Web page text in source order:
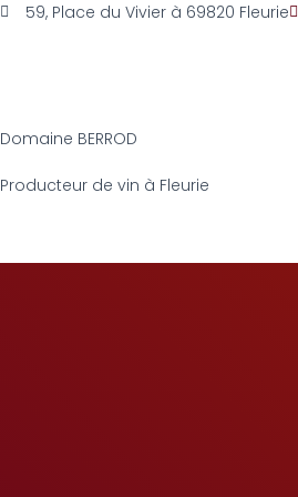
59, Place du Vivier à 69820 Fleurie
Domaine BERROD
Producteur de vin à Fleurie